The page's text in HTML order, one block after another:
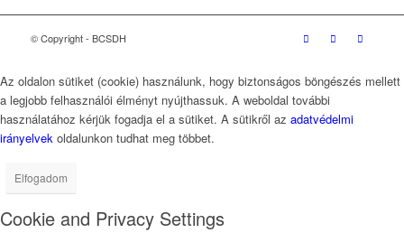
© Copyright - BCSDH
Az oldalon sütiket (cookie) használunk, hogy biztonságos böngészés mellett
a legjobb felhasználói élményt nyújthassuk. A weboldal további
használatához kérjük fogadja el a sütiket. A sütikről az adatvédelmi
irányelvek oldalunkon tudhat meg többet.
Elfogadom
Cookie and Privacy Settings